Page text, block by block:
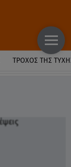
ΤΡΟΧΌΣ ΤΗΣ